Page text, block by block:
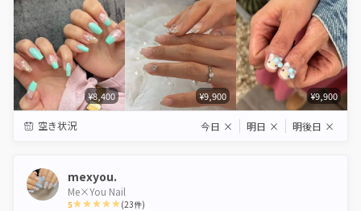
¥8,400 ¥9,900 ¥9,900
空き状況 今日 × 明日 × 明後日 ×
mexyou.
Me×You Nail
5 (23件)